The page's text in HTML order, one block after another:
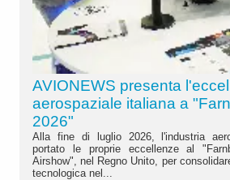
AVIONEWS presenta
aerospaziale italiana a
2026"
Alla fine di luglio 2026, l'industria
portato le proprie eccellenze al
Airshow", nel Regno Unito, per
tecnologica nel...